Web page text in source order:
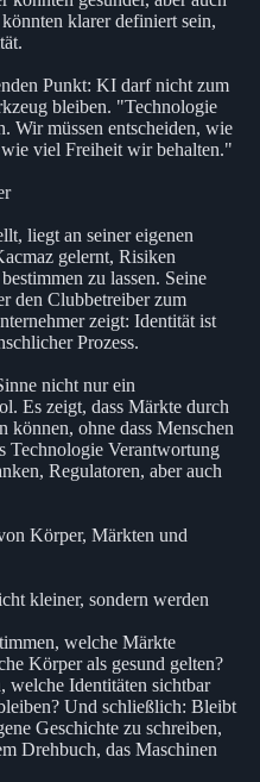
klarer definiert sein,
Punkt: KI darf nicht zum
bleiben. "Technologie
Wir müssen entscheiden, wie
viel Freiheit wir behalten."
liegt an seiner eigenen
gelernt, Risiken
zu lassen. Seine
den Clubbetreiber zum
zeigt: Identität ist
Prozess.
nicht nur ein
Es zeigt, dass Märkte durch
können, ohne dass Menschen
Technologie Verantwortung
Regulatoren, aber auch
Körper, Märkten und
kleiner, sondern werden
welche Märkte
Körper als gesund gelten?
welche Identitäten sichtbar
Und schließlich: Bleibt
Geschichte zu schreiben,
Drehbuch, das Maschinen